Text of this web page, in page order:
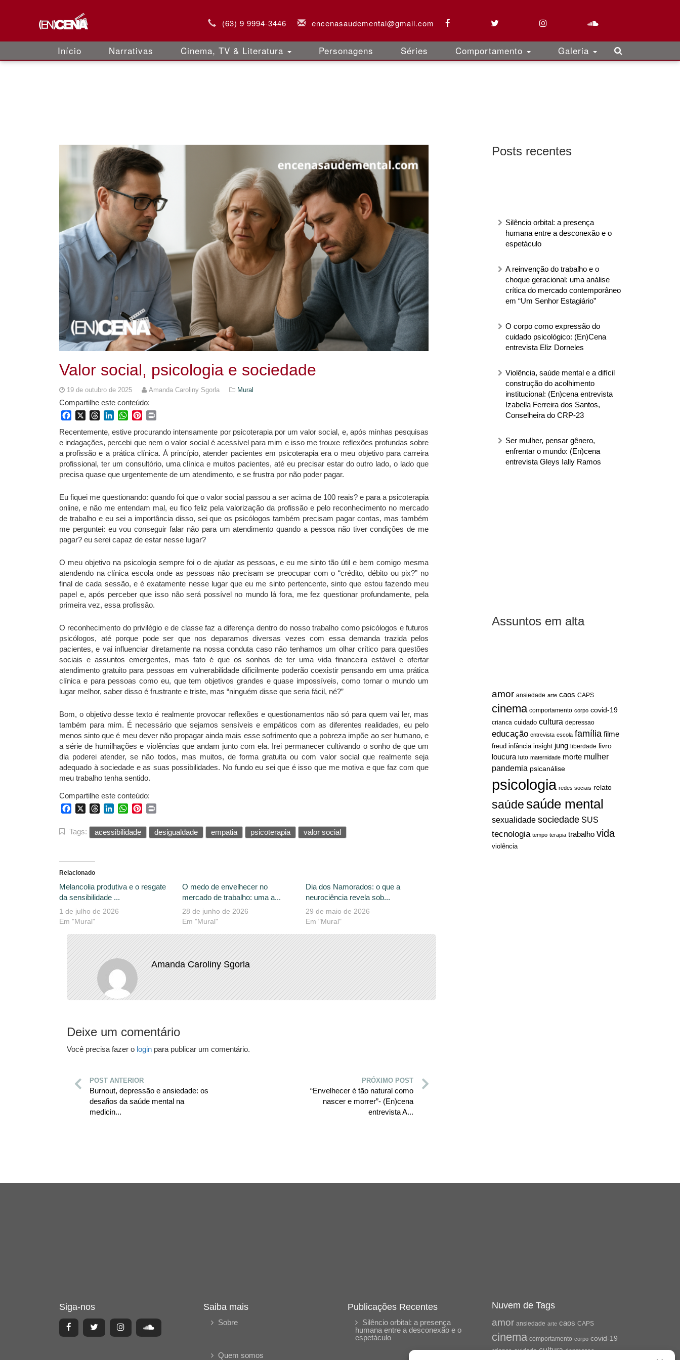
(63) 9 9994-3446 encenasaudemental@gmail.com
Início Narrativas Cinema, TV & Literatura Personagens Séries Comportamento Galeria
Posts recentes
Silêncio orbital: a presença
humana entre a desconexão e o
espetáculo
A reinvenção do trabalho e o
choque geracional: uma análise
crítica do mercado contemporâneo
em “Um Senhor Estagiário”
O corpo como expressão do
cuidado psicológico: (En)Cena
entrevista Eliz Dorneles
Violência, saúde mental e a difícil
construção do acolhimento
institucional: (En)cena entrevista
Izabella Ferreira dos Santos,
Conselheira do CRP-23
Ser mulher, pensar gênero,
enfrentar o mundo: (En)cena
entrevista Gleys Ially Ramos
Assuntos em alta
amor ansiedade arte caos CAPS
cinema comportamento corpo covid-19
crianca cuidado cultura depressao
educação entrevista escola família filme
freud infância insight jung liberdade livro
loucura luto maternidade morte mulher
pandemia psicanálise
psicologia redes sociais relato
saúdesaúde mental
sexualidade sociedade SUS
tecnologia tempo terapia trabalho vida
violência
Valor social, psicologia e sociedade
19 de outubro de 2025 Amanda Caroliny Sgorla Mural
Compartilhe este conteúdo:
FacebookThreadsLinkedInWhatsApp
Pinterest
Recentemente, estive procurando intensamente por psicoterapia por um valor social, e, após minhas pesquisas
e indagações, percebi que nem o valor social é acessível para mim e isso me trouxe reflexões profundas sobre
a profissão e a prática clínica. À princípio, atender pacientes em psicoterapia era o meu objetivo para carreira
profissional, ter um consultório, uma clínica e muitos pacientes, até eu precisar estar do outro lado, o lado que
precisa quase que urgentemente de um atendimento, e se frustra por não poder pagar.
Eu fiquei me questionando: quando foi que o valor social passou a ser acima de 100 reais? e para a psicoterapia
online, e não me entendam mal, eu fico feliz pela valorização da profissão e pelo reconhecimento no mercado
de trabalho e eu sei a importância disso, sei que os psicólogos também precisam pagar contas, mas também
me perguntei: eu vou conseguir falar não para um atendimento quando a pessoa não tiver condições de me
pagar? eu serei capaz de estar nesse lugar?
O meu objetivo na psicologia sempre foi o de ajudar as pessoas, e eu me sinto tão útil e bem comigo mesma
atendendo na clínica escola onde as pessoas não precisam se preocupar com o “crédito, débito ou pix?” no
final de cada sessão, e é exatamente nesse lugar que eu me sinto pertencente, sinto que estou fazendo meu
papel e, após perceber que isso não será possível no mundo lá fora, me fez questionar profundamente, pela
primeira vez, essa profissão.
O reconhecimento do privilégio e de classe faz a diferença dentro do nosso trabalho como psicólogos e futuros
psicólogos, até porque pode ser que nos deparamos diversas vezes com essa demanda trazida pelos
pacientes, e vai influenciar diretamente na nossa conduta caso não tenhamos um olhar crítico para questões
sociais e assuntos emergentes, mas fato é que os sonhos de ter uma vida financeira estável e ofertar
atendimento gratuito para pessoas em vulnerabilidade dificilmente poderão coexistir pensando em uma prática
clínica e para pessoas como eu, que tem objetivos grandes e quase impossíveis, como tornar o mundo um
lugar melhor, saber disso é frustrante e triste, mas “ninguém disse que seria fácil, né?”
Bom, o objetivo desse texto é realmente provocar reflexões e questionamentos não só para quem vai ler, mas
também para mim. É necessário que sejamos sensíveis e empáticos com as diferentes realidades, eu pelo
menos sinto que é meu dever não propagar ainda mais esse sofrimento que a pobreza impõe ao ser humano, e
a série de humilhações e violências que andam junto com ela. Irei permanecer cultivando o sonho de que um
dia poderei atender, se não todos, mas muitos, de forma gratuita ou com valor social que realmente seja
adequado à sociedade e as suas possibilidades. No fundo eu sei que é isso que me motiva e que faz com que
meu trabalho tenha sentido.
Compartilhe este conteúdo:
FacebookThreadsLinkedInWhatsApp
Pinterest
Tags: acessibilidade desigualdade empatia psicoterapia valor social
Relacionado
Melancolia produtiva e o resgate
da sensibilidade ...
1 de julho de 2026
Em "Mural"
O medo de envelhecer no
mercado de trabalho: uma a...
28 de junho de 2026
Em "Mural"
Dia dos Namorados: o que a
neurociência revela sob...
29 de maio de 2026
Em "Mural"
Amanda Caroliny Sgorla
Deixe um comentário
Você precisa fazer o login para publicar um comentário.
POST ANTERIOR
Burnout, depressão e ansiedade: os
desafios da saúde mental na
medicin...
PRÓXIMO POST
“Envelhecer é tão natural como
nascer e morrer”- (En)cena
entrevista A...
Siga-nos Saiba mais
Sobre
Quem somos
Publicações Recentes
Silêncio orbital: a presença
humana entre a desconexão e o
espetáculo
Nuvem de Tags
amor ansiedade arte caos CAPS
cinema comportamento corpo covid-19
crianca cuidado cultura depressao